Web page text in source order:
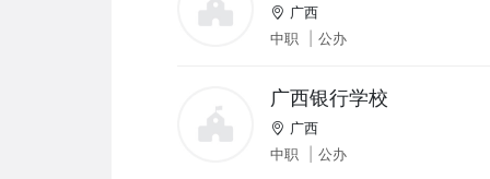
广西
中职
公办
广西银行学校
广西
中职
公办